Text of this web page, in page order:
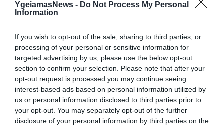
YgeiamasNews - Do Not Process My Personal
Information
If you wish to opt-out of the sale, sharing to third parties, or
processing of your personal or sensitive information for
targeted advertising by us, please use the below opt-out
section to confirm your selection. Please note that after your
opt-out request is processed you may continue seeing
interest-based ads based on personal information utilized by
us or personal information disclosed to third parties prior to
your opt-out. You may separately opt-out of the further
disclosure of your personal information by third parties on the
31.07.2026 15:06